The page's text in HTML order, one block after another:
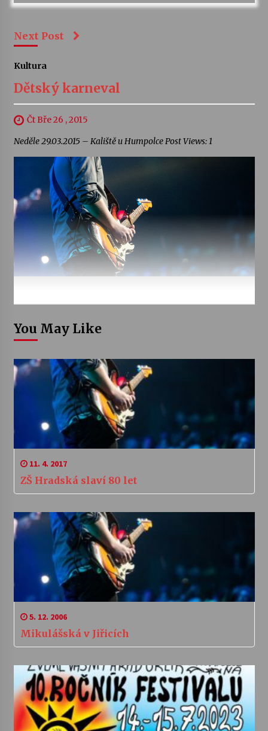
Next Post
Kultura
Dětský karneval
Čt Bře 26 , 2015
Neděle 29.03.2015 – Kaliště u Humpolce Post Views: 1
You May Like
11. 4. 2017
ZŠ Hradská slaví 80 let
5. 12. 2006
Mikulášská v Jiřicích